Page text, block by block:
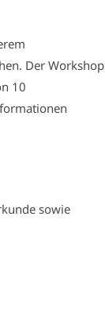
Der Workshop
10
sowie